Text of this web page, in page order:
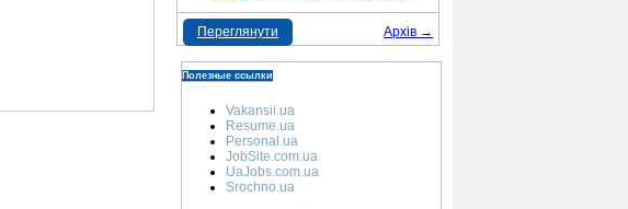
Архів →
Переглянути
Полезные ссылки
Vakansii.ua
Resume.ua
Personal.ua
JobSite.com.ua
UaJobs.com.ua
Srochno.ua